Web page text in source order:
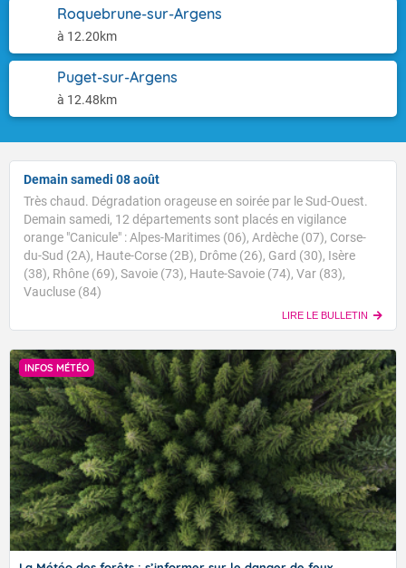
Roquebrune-sur-Argens
à 12.20km
Puget-sur-Argens
à 12.48km
Demain samedi 08 août
Très chaud. Dégradation orageuse en soirée par le Sud-Ouest.
Demain samedi, 12 départements sont placés en vigilance
orange "Canicule" : Alpes-Maritimes (06), Ardèche (07), Corse-
du-Sud (2A), Haute-Corse (2B), Drôme (26), Gard (30), Isère
(38), Rhône (69), Savoie (73), Haute-Savoie (74), Var (83),
Vaucluse (84)
LIRE LE BULLETIN
INFOS MÉTÉO